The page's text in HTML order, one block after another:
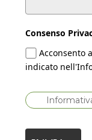
Consenso
Acconsento
indicato